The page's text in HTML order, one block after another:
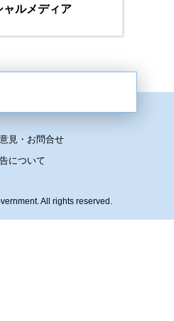
ャルメディア
について
All rights reserved.